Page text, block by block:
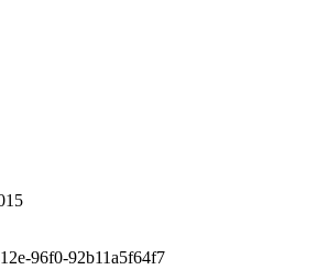
96f0-92b11a5f64f7